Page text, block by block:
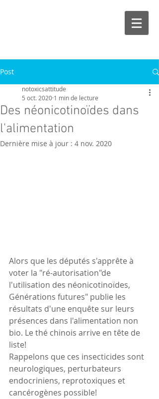
Post
Des néonicotinoïdes dans
l'alimentation
notoxicsattitude
5 oct. 2020 1 min de lecture
Dernière mise à jour : 4 nov. 2020
Alors que les députés s'apprête à
voter la "ré-autorisation"de
l'utilisation des néonicotinoïdes,
Générations futures" publie les
résultats d'une enquête sur leurs
présences dans l'alimentation non
bio. Le thé chinois arrive en tête de
liste!
Rappelons que ces insecticides sont
neurologiques, perturbateurs
endocriniens, reprotoxiques et
cancérogènes possible!